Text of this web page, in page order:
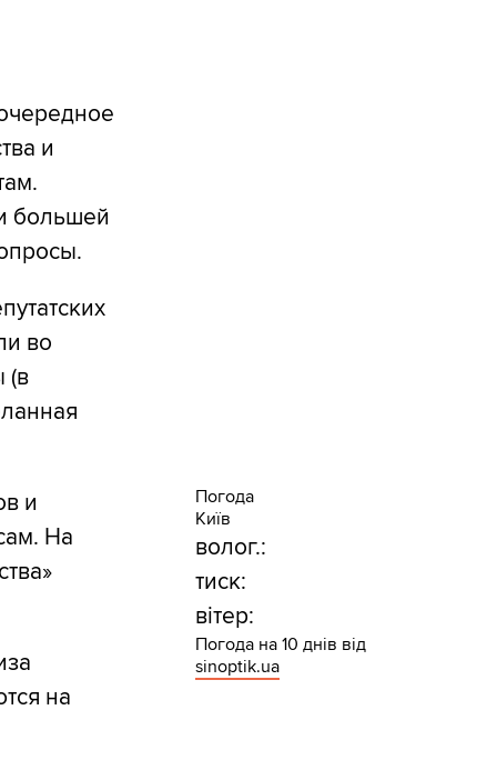
и
большей
во
(в
и
На
на
Погода
Київ
волог.:
тиск:
вітер:
Погода на 10 днів від
sinoptik.ua